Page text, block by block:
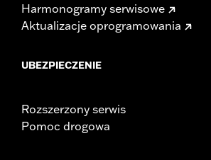
Harmonogramy serwisowe
Aktualizacje oprogramowania
UBEZPIECZENIE
Rozszerzony serwis
Pomoc drogowa